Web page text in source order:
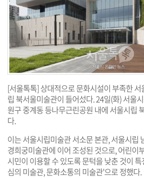
[서울톡톡] 상대적으로 문화시설이 부족한
립 북서울미술관이 들어섰다. 24일(화) 서울
원구 중계동 등나무근린공원 내에 서울시립
다.
이는 서울시립미술관 서소문 본관, 서울시립
경희궁미술관에 이어 조성된 것으로, 어린이
시민이 이용할 수 있도록 문턱을 낮춘 것이
심의 미술관, 문화소통의 미술관'으로 정했다.